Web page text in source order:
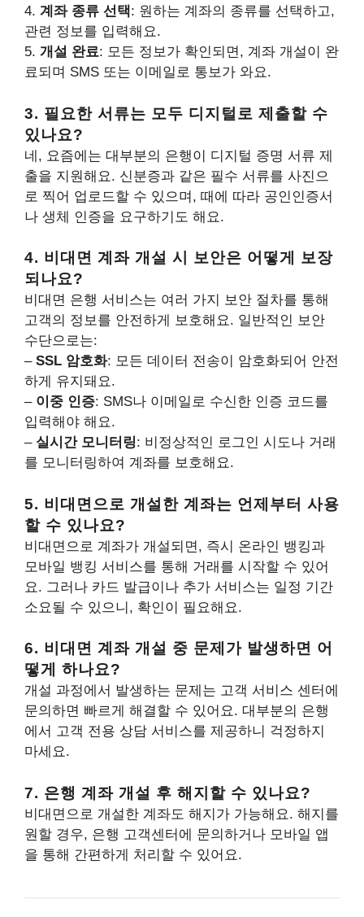
4. 계좌 종류 선택: 원하는 계좌의 종류를 선택하고,
관련 정보를 입력해요.
5. 개설 완료: 모든 정보가 확인되면, 계좌 개설이 완
료되며 SMS 또는 이메일로 통보가 와요.
3. 필요한 서류는 모두 디지털로 제출할 수
있나요?
네, 요즘에는 대부분의 은행이 디지털 증명 서류 제
출을 지원해요. 신분증과 같은 필수 서류를 사진으
로 찍어 업로드할 수 있으며, 때에 따라 공인인증서
나 생체 인증을 요구하기도 해요.
4. 비대면 계좌 개설 시 보안은 어떻게 보장
되나요?
비대면 은행 서비스는 여러 가지 보안 절차를 통해
고객의 정보를 안전하게 보호해요. 일반적인 보안
수단으로는:
– SSL 암호화: 모든 데이터 전송이 암호화되어 안전
하게 유지돼요.
– 이중 인증: SMS나 이메일로 수신한 인증 코드를
입력해야 해요.
– 실시간 모니터링: 비정상적인 로그인 시도나 거래
를 모니터링하여 계좌를 보호해요.
5. 비대면으로 개설한 계좌는 언제부터 사용
할 수 있나요?
비대면으로 계좌가 개설되면, 즉시 온라인 뱅킹과
모바일 뱅킹 서비스를 통해 거래를 시작할 수 있어
요. 그러나 카드 발급이나 추가 서비스는 일정 기간
소요될 수 있으니, 확인이 필요해요.
6. 비대면 계좌 개설 중 문제가 발생하면 어
떻게 하나요?
개설 과정에서 발생하는 문제는 고객 서비스 센터에
문의하면 빠르게 해결할 수 있어요. 대부분의 은행
에서 고객 전용 상담 서비스를 제공하니 걱정하지
마세요.
7. 은행 계좌 개설 후 해지할 수 있나요?
비대면으로 개설한 계좌도 해지가 가능해요. 해지를
원할 경우, 은행 고객센터에 문의하거나 모바일 앱
을 통해 간편하게 처리할 수 있어요.